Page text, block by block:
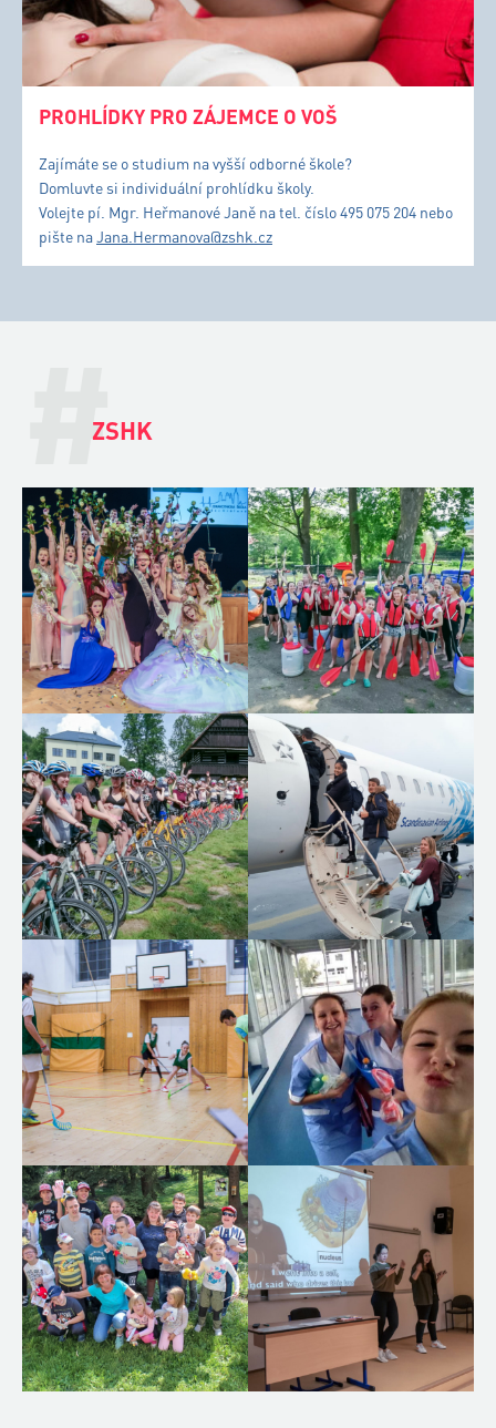
PROHLÍDKY PRO ZÁJEMCE O VOŠ
Zajímáte se o studium na vyšší odborné škole?
Domluvte si individuální prohlídku školy.
Volejte pí. Mgr. Heřmanové Janě na tel. číslo 495 075 204 nebo
pište naJana.Hermanova@zshk.cz
#
ZSHK